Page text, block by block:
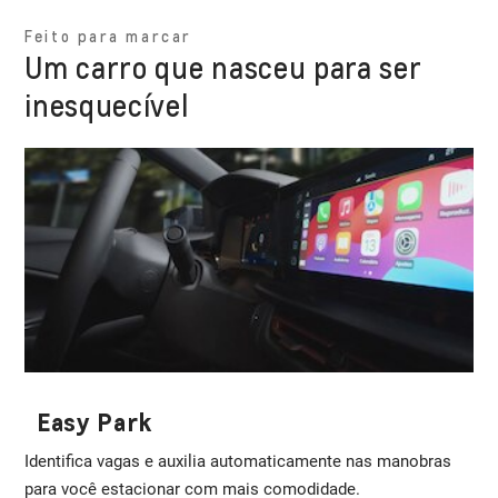
Feito para marcar
Um carro que nasceu para ser
inesquecível
Easy Park
Identifica vagas e auxilia automaticamente nas manobras
para você estacionar com mais comodidade.